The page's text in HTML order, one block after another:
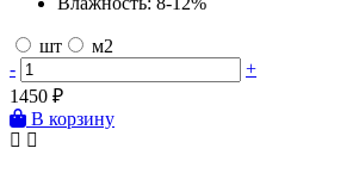
шт
м2
-
+
1450 ₽
В корзину